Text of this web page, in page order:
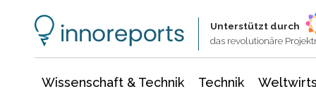
Unterstützt durch
das revolutionäre
Wissenschaft & Technik Technik